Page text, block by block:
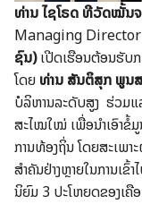
ທ່ານ ໄຊໂຣດ ທີວັດໝັ້ນຈ
Managing
ຊົນ)ເປີດເຮືອນຕ້ອນ​ຮັບ​
ໂດຍທ່ານ ສັນ​ຕິ​ສຸກ ພູນ​
ບໍລິຫານ​ລະ​ດັບ​ສູງ ຮ່ວມ​ແ
ສະໄໝ​ໃໝ່ ເພື່ອ​ນຳເອົາ​
ການ​ທ້ອງ​ຖິ່ນ ໂດຍ​ສະເພ
ສຳຄັນ​ຢ່າງຫຼາຍ​ໃນ​ການ​ເ
ນິຍົມ 3 ປະໂຫຍດ​ຂອງ​ເຄື